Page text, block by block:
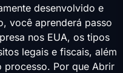
desenvolvido e
você aprenderá passo
nos EUA, os tipos
legais e fiscais, além
processo. Por que Abrir